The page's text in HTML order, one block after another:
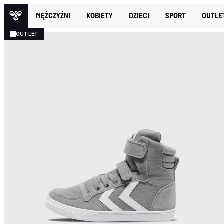
MĘŻCZYŹNI KOBIETY DZIECI SPORT
OUTLET